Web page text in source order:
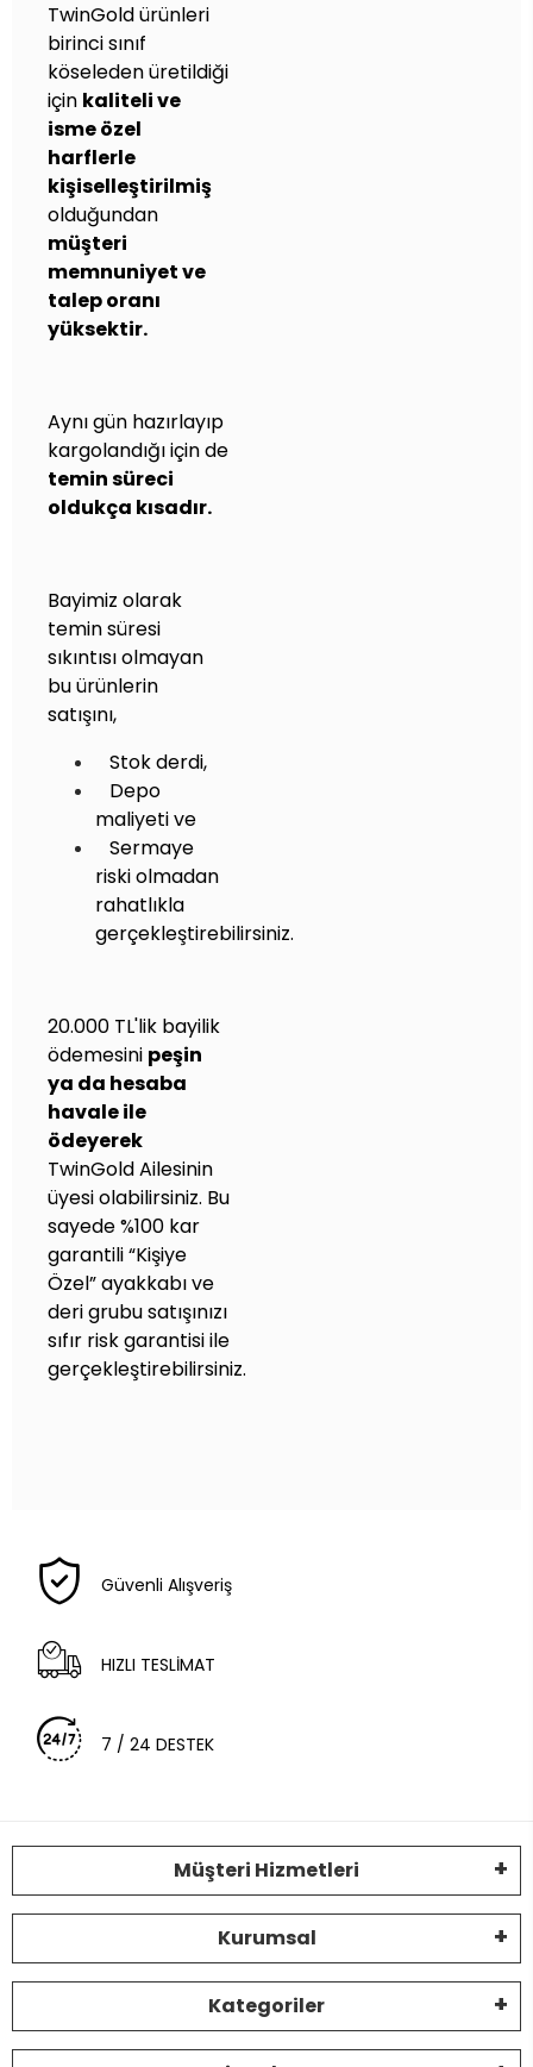
TwinGold ürünleri
birinci sınıf
köseleden üretildiği
için kaliteli ve
isme özel
harflerle
kişiselleştirilmiş
olduğundan
müşteri
memnuniyet ve
talep oranı
yüksektir.
Aynı gün hazırlayıp
kargolandığı için de
temin süreci
oldukça kısadır.
Bayimiz olarak
temin süresi
sıkıntısı olmayan
bu ürünlerin
satışını,
Stok derdi,
Depo
maliyeti ve
Sermaye
riski olmadan
rahatlıkla
gerçekleştirebilirsiniz.
20.000 TL'lik bayilik
ödemesini peşin
ya da hesaba
havale ile
ödeyerek
TwinGold Ailesinin
üyesi olabilirsiniz. Bu
sayede%100 kar
garantili “Kişiye
Özel” ayakkabı ve
deri grubu satışınızı
sıfır risk garantisi ile
gerçekleştirebilirsiniz.
Güvenli Alışveriş
HIZLI TESLİMAT
7 / 24 DESTEK
Müşteri Hizmetleri
Kurumsal
Kategoriler